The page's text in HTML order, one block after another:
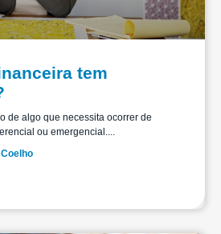
tem
de algo que necessita ocorrer de
ou emergencial....